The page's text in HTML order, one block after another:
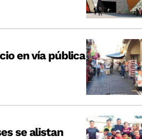
en vía pública
se alistan